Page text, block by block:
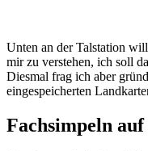
Unten an der Talstation
mir zu verstehen, ich soll
Diesmal frag ich aber
eingespeicherten
Fachsimpeln